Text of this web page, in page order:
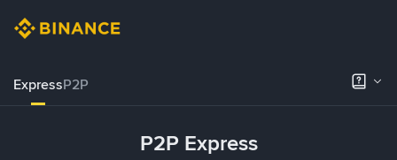
ExpressP2P
P2P Express